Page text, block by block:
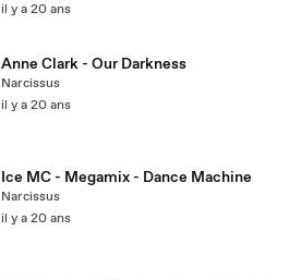
il y a 20 ans
Anne Clark - Our Darkness
Narcissus
il y a 20 ans
Ice MC - Megamix - Dance Machine
Narcissus
il y a 20 ans